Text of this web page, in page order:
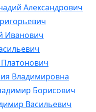
Александрович
Иванович
Владимировна
Борисович
Васильевич